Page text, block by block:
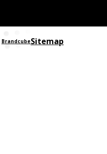
Sitemap
Brandcube